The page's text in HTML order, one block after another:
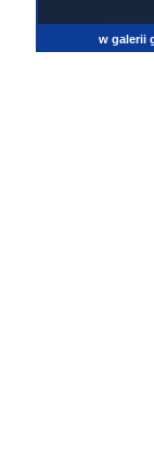
w galerii